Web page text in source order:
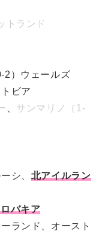
トランド
2）ウェールズ
ビア
サンマリノ（1-
シ、 北アイルラン
バキア
ランド、オースト